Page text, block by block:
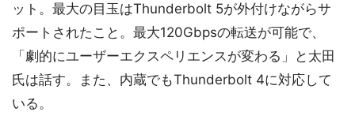
ット。最大の目玉はThunderbolt 5が外付けながらサ
ポートされたこと。最大120Gbpsの転送が可能で、
「劇的にユーザーエクスペリエンスが変わる」と太田
氏は話す。また、内蔵でもThunderbolt 4に対応して
いる。